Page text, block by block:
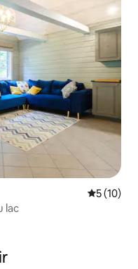
5 (10)
lac